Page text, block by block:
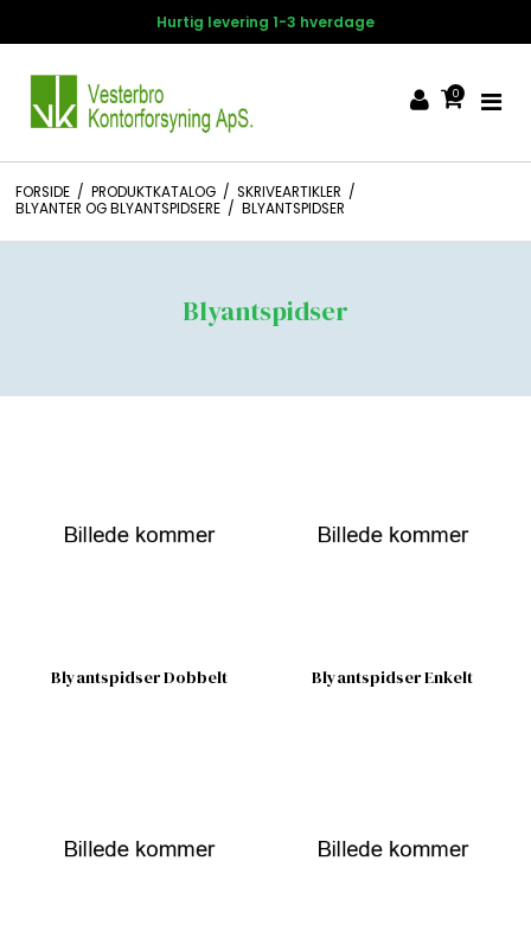
Hurtig levering 1-3 hverdage
0
FORSIDE / PRODUKTKATALOG / SKRIVEARTIKLER /
BLYANTER OG BLYANTSPIDSERE / BLYANTSPIDSER
Blyantspidser
Blyantspidser Dobbelt Blyantspidser Enkelt